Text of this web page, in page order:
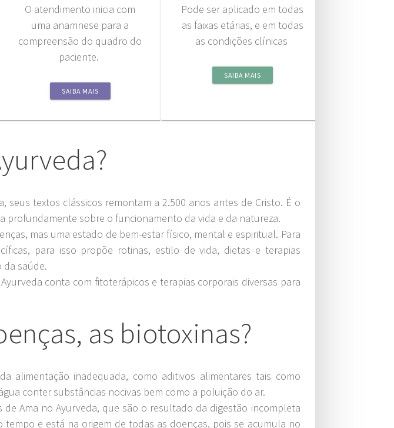
O atendimento inicia com
uma anamnese para a
compreensão do quadro do
paciente.
SAIBA MAIS
Pode ser aplicado em todas
as faixas etárias, e em todas
as condições clínicas
SAIBA MAIS
seus textos clássicos remontam a 2.500 anos antes de Cristo. É o
profundamente sobre o funcionamento da vida e da natureza.
mas uma estado de bem-estar físico, mental e espiritual. Para
para isso propõe rotinas, estilo de vida, dietas e terapias
da saúde.
conta com fitoterápicos e terapias corporais diversas para
as biotoxinas?
inadequada, como aditivos alimentares tais como
conter substâncias nocivas bem como a poluição do ar.
Ama no Ayurveda, que são o resultado da digestão incompleta
e está na origem de todas as doenças, pois se acumula no